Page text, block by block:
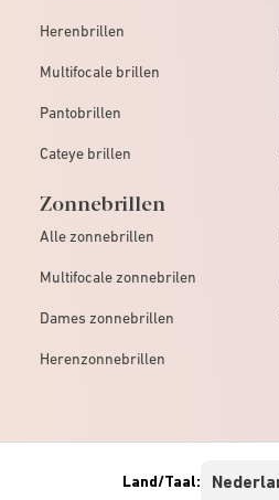
Herenbrillen
Multifocale brillen
Pantobrillen
Cateye brillen
Zonnebrillen
Alle zonnebrillen
Multifocale zonnebrilen
Dames zonnebrillen
Herenzonnebrillen
Land/Taal: